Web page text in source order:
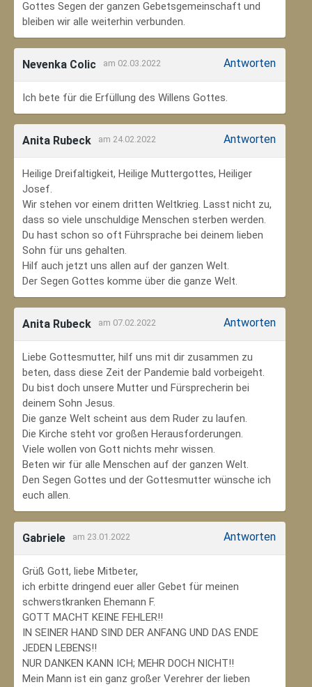
Gottes Segen der ganzen Gebetsgemeinschaft und
bleiben wir alle weiterhin verbunden.
Nevenka Colic am 02.03.2022 Antworten
Ich bete für die Erfüllung des Willens Gottes.
Anita Rubeck am 24.02.2022 Antworten
Heilige Dreifaltigkeit, Heilige Muttergottes, Heiliger
Josef.
Wir stehen vor einem dritten Weltkrieg. Lasst nicht zu,
dass so viele unschuldige Menschen sterben werden.
Du hast schon so oft Führsprache bei deinem lieben
Sohn für uns gehalten.
Hilf auch jetzt uns allen auf der ganzen Welt.
Der Segen Gottes komme über die ganze Welt.
Anita Rubeck am 07.02.2022 Antworten
Liebe Gottesmutter, hilf uns mit dir zusammen zu
beten, dass diese Zeit der Pandemie bald vorbeigeht.
Du bist doch unsere Mutter und Fürsprecherin bei
deinem Sohn Jesus.
Die ganze Welt scheint aus dem Ruder zu laufen.
Die Kirche steht vor großen Herausforderungen.
Viele wollen von Gott nichts mehr wissen.
Beten wir für alle Menschen auf der ganzen Welt.
Den Segen Gottes und der Gottesmutter wünsche ich
euch allen.
Gabriele am 23.01.2022 Antworten
Grüß Gott, liebe Mitbeter,
ich erbitte dringend euer aller Gebet für meinen
schwerstkranken Ehemann F.
GOTT MACHT KEINE FEHLER!!
IN SEINER HAND SIND DER ANFANG UND DAS ENDE
JEDEN LEBENS!!
NUR DANKEN KANN ICH; MEHR DOCH NICHT!!
Mein Mann ist ein ganz großer Verehrer der lieben